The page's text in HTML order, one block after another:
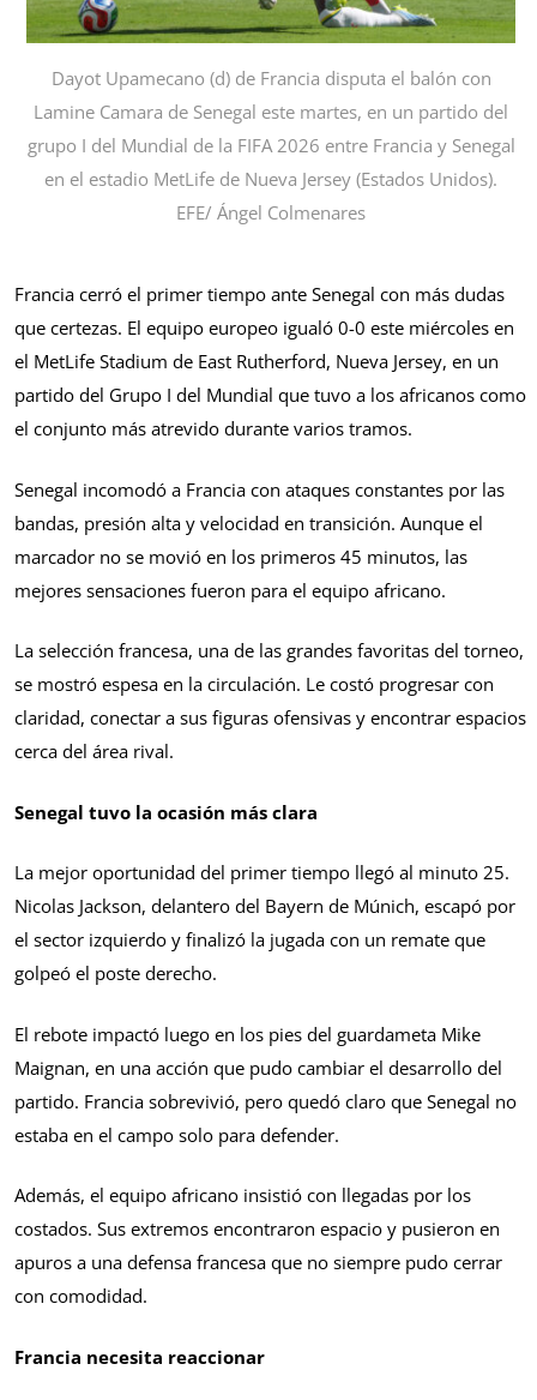
Dayot Upamecano (d) de Francia disputa el balón con
Lamine Camara de Senegal este martes, en un partido del
grupo I del Mundial de la FIFA 2026 entre Francia y Senegal
en el estadio MetLife de Nueva Jersey (Estados Unidos).
EFE/ Ángel Colmenares
Francia cerró el primer tiempo ante Senegal con más dudas
que certezas. El equipo europeo igualó 0-0 este miércoles en
el MetLife Stadium de East Rutherford, Nueva Jersey, en un
partido del Grupo I del Mundial que tuvo a los africanos como
el conjunto más atrevido durante varios tramos.
Senegal incomodó a Francia con ataques constantes por las
bandas, presión alta y velocidad en transición. Aunque el
marcador no se movió en los primeros 45 minutos, las
mejores sensaciones fueron para el equipo africano.
La selección francesa, una de las grandes favoritas del torneo,
se mostró espesa en la circulación. Le costó progresar con
claridad, conectar a sus figuras ofensivas y encontrar espacios
cerca del área rival.
Senegal tuvo la ocasión más clara
La mejor oportunidad del primer tiempo llegó al minuto 25.
Nicolas Jackson, delantero del Bayern de Múnich, escapó por
el sector izquierdo y finalizó la jugada con un remate que
golpeó el poste derecho.
El rebote impactó luego en los pies del guardameta Mike
Maignan, en una acción que pudo cambiar el desarrollo del
partido. Francia sobrevivió, pero quedó claro que Senegal no
estaba en el campo solo para defender.
Además, el equipo africano insistió con llegadas por los
costados. Sus extremos encontraron espacio y pusieron en
apuros a una defensa francesa que no siempre pudo cerrar
con comodidad.
Francia necesita reaccionar